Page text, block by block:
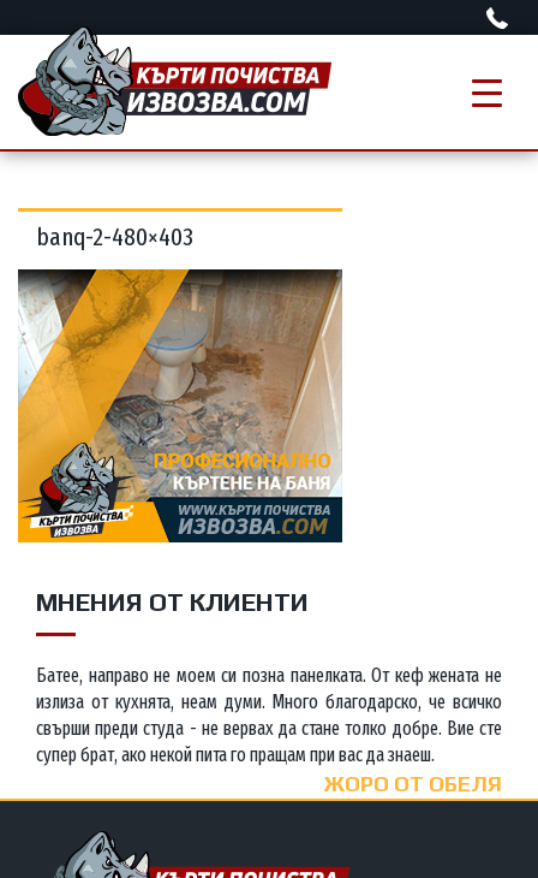
banq-2-480×403
МНЕНИЯ ОТ КЛИЕНТИ
Батее, направо не моем си позна панелката. От кеф жената не
излиза от кухнята, неам думи. Много благодарско, че всичко
свърши преди студа - не вервах да стане толко добре. Вие сте
супер брат, ако некой пита го пращам при вас да знаеш.
ЖОРО ОТ ОБЕЛЯ